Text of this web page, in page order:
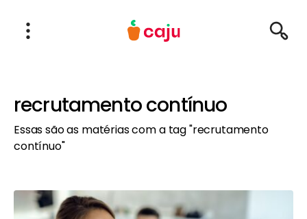
Menu Principal
Abrir Menu
recrutamento contínuo
Essas são as matérias com a tag "recrutamento
contínuo"